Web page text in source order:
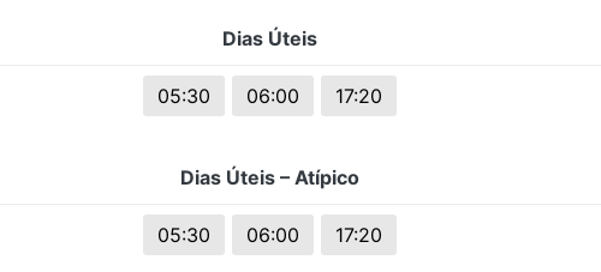
Dias Úteis
05:30 06:00 17:20
Dias Úteis – Atípico
05:30 06:00 17:20